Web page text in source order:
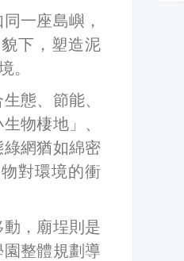
一座島嶼，
下，塑造泥
。
態、節能、
物棲地」、
綠網猶如綿密
對環境的衝
動，廟埕則是
整體規劃導